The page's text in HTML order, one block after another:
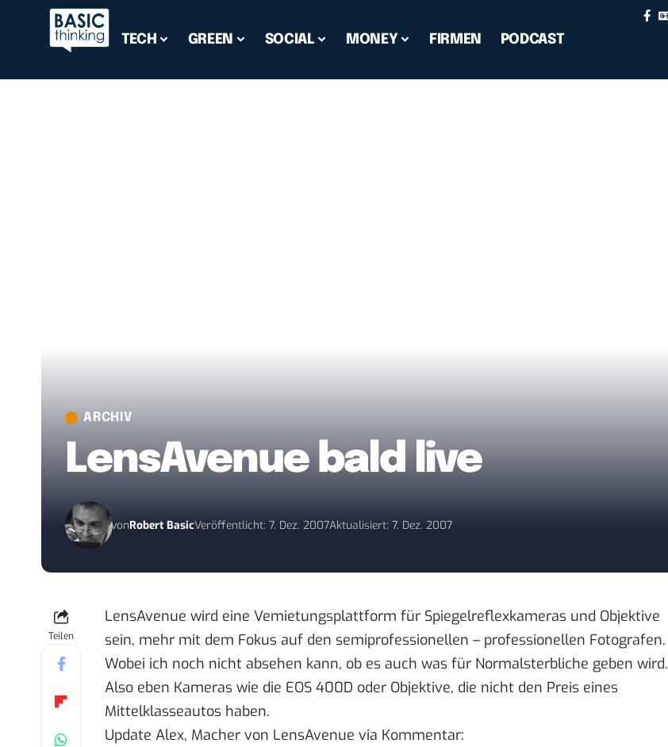
TECH GREEN SOCIAL MONEY FIRMEN PODCAST
ARCHIV
LensAvenue bald live
vonRobert BasicVeröffentlicht: 7. Dez. 2007Aktualisiert: 7. Dez. 2007
Teilen
LensAvenue wird eine Vemietungsplattform für Spiegelreflexkameras und Objektive
sein, mehr mit dem Fokus auf den semiprofessionellen – professionellen Fotografen.
Wobei ich noch nicht absehen kann, ob es auch was für Normalsterbliche geben wird.
Also eben Kameras wie die EOS 400D oder Objektive, die nicht den Preis eines
Mittelklasseautos haben.
Update Alex, Macher von LensAvenue via Kommentar: